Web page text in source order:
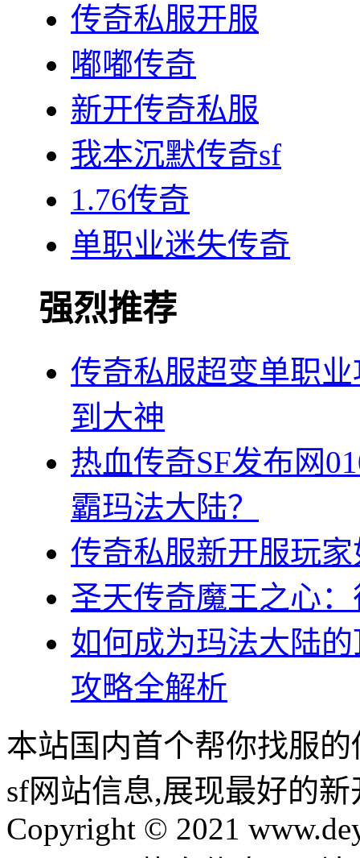
传奇私服开服
嘟嘟传奇
新开传奇私服
我本沉默传奇sf
1.76传奇
单职业迷失传奇
强烈推荐
传奇私服超变单职
到大神
热血传奇SF发布网
霸玛法大陆？
传奇私服新开服玩
圣天传奇魔王之心
如何成为玛法大陆
攻略全解析
本站国内首个帮你找服
sf网站信息,展现最好的
Copyright © 2021